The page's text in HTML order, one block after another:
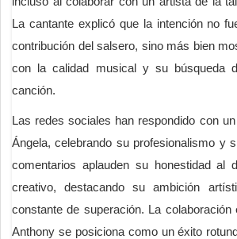
La cantante explicó que la intención no
contribución del salsero, sino más bien
con la calidad musical y su búsqueda
canción.
Las redes sociales han respondido con
Ángela, celebrando su profesionalismo y
comentarios aplauden su honestidad al
creativo, destacando su ambición
constante de superación. La
Anthony se posiciona como un éxito